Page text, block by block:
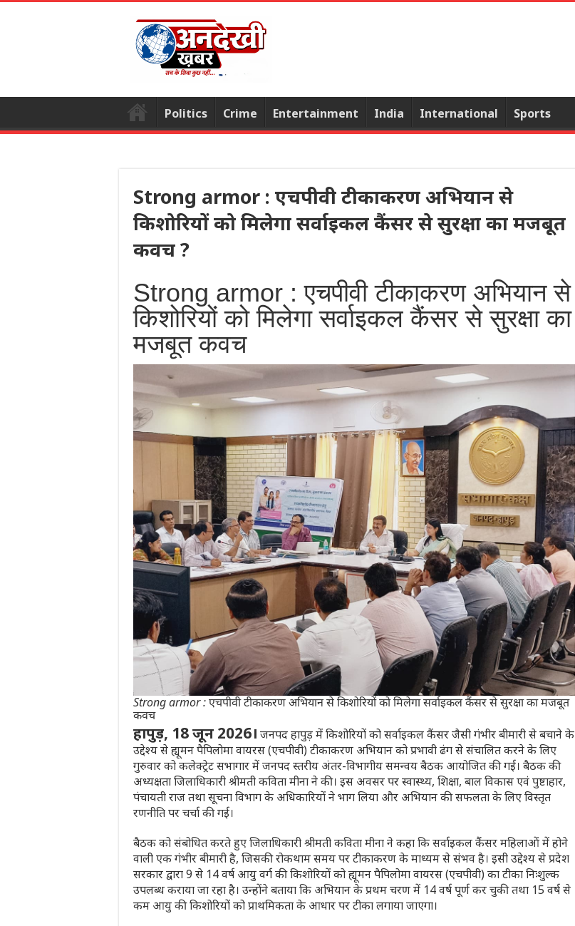
Politics Crime Entertainment India International Sports
Strong armor : एचपीवी टीकाकरण अभियान से
किशोरियों को मिलेगा सर्वाइकल कैंसर से सुरक्षा का मजबूत
कवच ?
Strong armor : एचपीवी टीकाकरण अभियान से
किशोरियों को मिलेगा सर्वाइकल कैंसर से सुरक्षा का
मजबूत कवच
Strong armor : एचपीवी टीकाकरण अभियान से किशोरियों को मिलेगा सर्वाइकल कैंसर से सुरक्षा का मजबूत
कवच
हापुड़, 18 जून 2026। जनपद हापुड़ में किशोरियों को सर्वाइकल कैंसर जैसी गंभीर बीमारी से बचाने के
उद्देश्य से ह्यूमन पैपिलोमा वायरस (एचपीवी) टीकाकरण अभियान को प्रभावी ढंग से संचालित करने के लिए
गुरुवार को कलेक्ट्रेट सभागार में जनपद स्तरीय अंतर-विभागीय समन्वय बैठक आयोजित की गई। बैठक की
अध्यक्षता जिलाधिकारी श्रीमती कविता मीना ने की। इस अवसर पर स्वास्थ्य, शिक्षा, बाल विकास एवं पुष्टाहार,
पंचायती राज तथा सूचना विभाग के अधिकारियों ने भाग लिया और अभियान की सफलता के लिए विस्तृत
रणनीति पर चर्चा की गई।
बैठक को संबोधित करते हुए जिलाधिकारी श्रीमती कविता मीना ने कहा कि सर्वाइकल कैंसर महिलाओं में होने
वाली एक गंभीर बीमारी है, जिसकी रोकथाम समय पर टीकाकरण के माध्यम से संभव है। इसी उद्देश्य से प्रदेश
सरकार द्वारा 9 से 14 वर्ष आयु वर्ग की किशोरियों को ह्यूमन पैपिलोमा वायरस (एचपीवी) का टीका निःशुल्क
उपलब्ध कराया जा रहा है। उन्होंने बताया कि अभियान के प्रथम चरण में 14 वर्ष पूर्ण कर चुकी तथा 15 वर्ष से
कम आयु की किशोरियों को प्राथमिकता के आधार पर टीका लगाया जाएगा।